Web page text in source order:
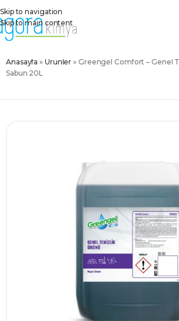
Skip to navigation
Skip to main content
Anasayfa » Ürünler » Greengel Comfort – Genel
Sabun 20L